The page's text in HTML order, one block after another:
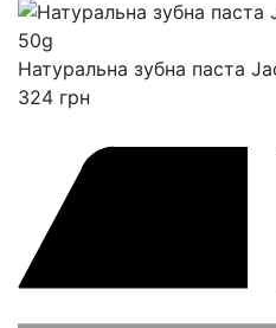
Натуральна зубна паста
324 грн